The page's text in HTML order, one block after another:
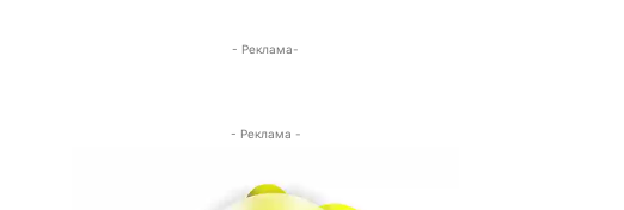
- Реклама-
- Реклама -